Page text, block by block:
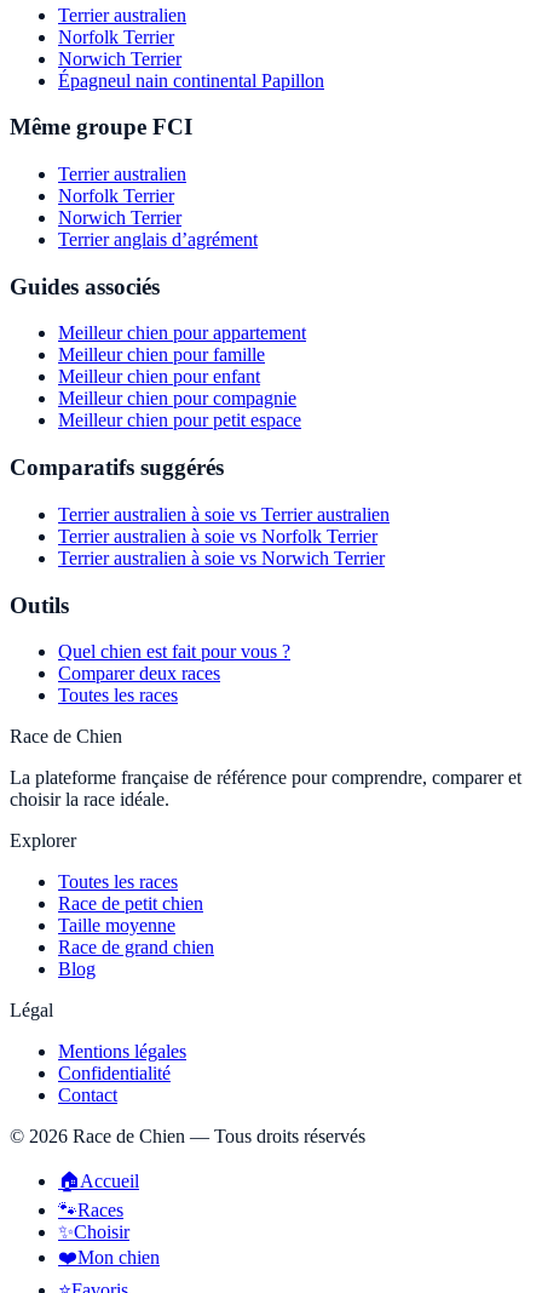
Terrier australien
Norfolk Terrier
Norwich Terrier
Épagneul nain continental Papillon
Même groupe FCI
Terrier australien
Norfolk Terrier
Norwich Terrier
Terrier anglais d’agrément
Guides associés
Meilleur chien pour appartement
Meilleur chien pour famille
Meilleur chien pour enfant
Meilleur chien pour compagnie
Meilleur chien pour petit espace
Comparatifs suggérés
Terrier australien à soie vs Terrier australien
Terrier australien à soie vs Norfolk Terrier
Terrier australien à soie vs Norwich Terrier
Outils
Quel chien est fait pour vous ?
Comparer deux races
Toutes les races
Race de Chien
La plateforme française de référence pour comprendre, comparer et
choisir la race idéale.
Explorer
Toutes les races
Race de petit chien
Taille moyenne
Race de grand chien
Blog
Légal
Mentions légales
Confidentialité
Contact
© 2026 Race de Chien — Tous droits réservés
🏠Accueil
🐾Races
✨Choisir
❤️Mon chien